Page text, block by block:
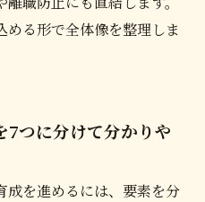
める形で全体像を整理しま
7つに分けて分かりや
成を進めるには、要素を分